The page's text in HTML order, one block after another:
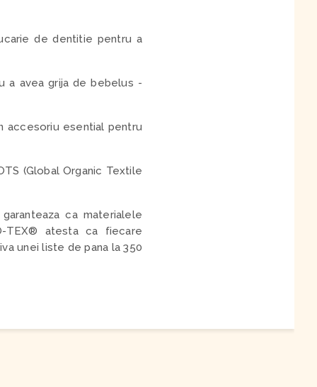
de dentitie pentru a
a avea grija de bebelus -
accesoriu esential pentru
(Global Organic Textile
ca materialele
TEX® atesta ca fiecare
unei liste de pana la 350